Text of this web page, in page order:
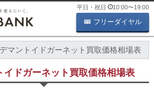
平日・祝日 10:00〜19:00
フリーダイヤル
デマントイドガーネット買取価格相場表
イドガーネット買取価格相場表